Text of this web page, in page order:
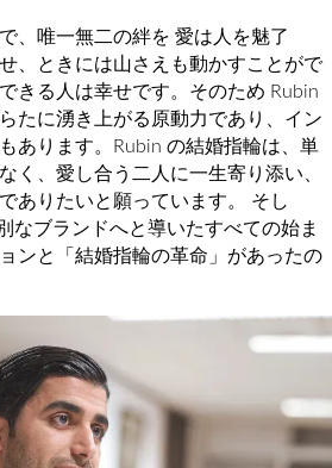
、唯一無二の絆を 愛は人を魅了
、ときには山さえも動かすことがで
きる人は幸せです。そのため Rubin
たに湧き上がる原動力であり、イン
あります。Rubin の結婚指輪は、単
く、愛し合う二人に一生寄り添い、
ありたいと願っています。 そし
なブランドへと導いたすべての始ま
ンと「結婚指輪の革命」があったの